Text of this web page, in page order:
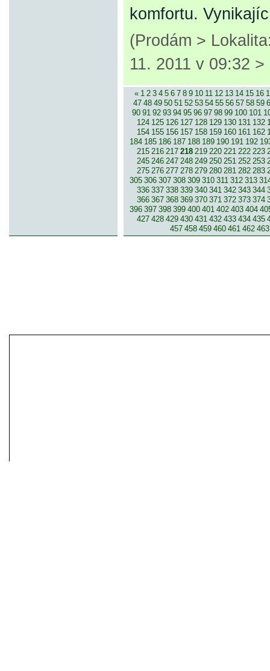
komfortu.
(Prodám >
11. 2011 v 09:32 >
« 1 2 3 4 5 6 7 8 9 10 11 12 13 14 15 16
47 48 49 50 51 52 53 54 55 56 57 58 59
90 91 92 93 94 95 96 97 98 99 100 101
124 125 126 127 128 129 130 131 132
154 155 156 157 158 159 160 161 162
184 185 186 187 188 189 190 191 192
215 216 217 218 219 220 221 222 223
245 246 247 248 249 250 251 252 253
275 276 277 278 279 280 281 282 283
305 306 307 308 309 310 311 312 313
336 337 338 339 340 341 342 343 344
366 367 368 369 370 371 372 373 374
396 397 398 399 400 401 402 403 404
427 428 429 430 431 432 433 434 435
457 458 459 460 461 462 463